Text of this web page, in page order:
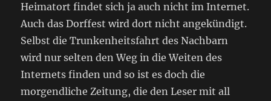
Heimatort findet sich ja auch nicht im Internet.
Auch das Dorffest wird dort nicht angekündigt.
Selbst die Trunkenheitsfahrt des Nachbarn
wird nur selten den Weg in die Weiten des
Internets finden und so ist es doch die
morgendliche Zeitung, die den Leser mit all